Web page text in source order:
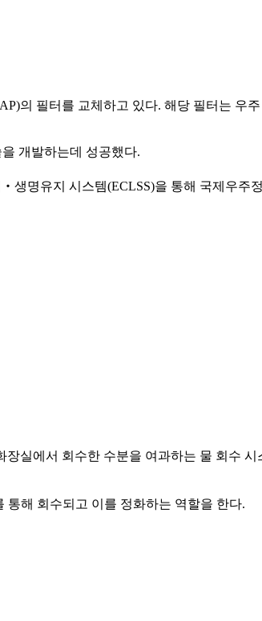
의 필터를 교체하고 있다. 해당 필터는 우
개발하는데 성공했다.
명유지 시스템(ECLSS)을 통해 국제우주
실에서 회수한 수분을 여과하는 물 회수
통해 회수되고 이를 정화하는 역할을 한다.